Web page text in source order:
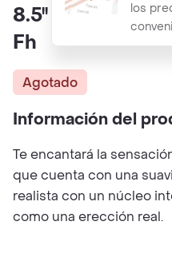
los
8.5'' Dual
Fh
Agotado
Información del
Te encantará la
que cuenta con una
realista con un núcleo
como una erección real.